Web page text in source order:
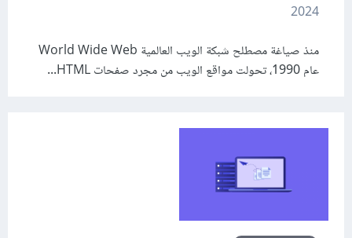
2024
منذ صياغة مصطلح شبكة الويب العالمية World Wide Web
عام 1990، تحولت مواقع الويب من مجرد صفحات HTML...